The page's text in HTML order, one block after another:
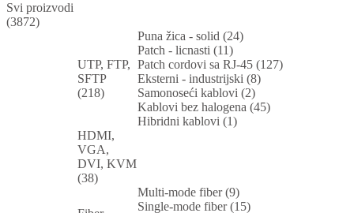
Svi proizvodi
(3872)
UTP, FTP,
SFTP
(218)
Puna žica - solid (24)
Patch - licnasti (11)
Patch cordovi sa RJ-45 (127)
Eksterni - industrijski (8)
Samonoseći kablovi (2)
Kablovi bez halogena (45)
Hibridni kablovi (1)
HDMI,
VGA,
DVI, KVM
(38)
Multi-mode fiber (9)
Single-mode fiber (15)